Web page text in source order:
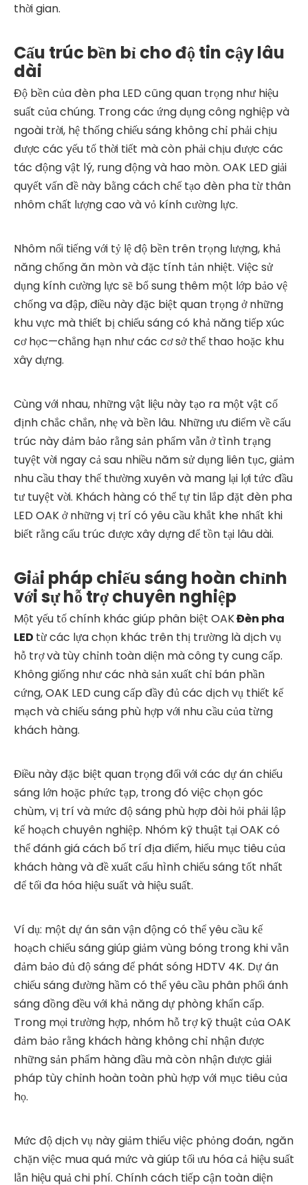
thời gian.
Cấu trúc bền bỉ cho độ tin cậy lâu
dài
Độ bền của đèn pha LED cũng quan trọng như hiệu
suất của chúng. Trong các ứng dụng công nghiệp và
ngoài trời, hệ thống chiếu sáng không chỉ phải chịu
được các yếu tố thời tiết mà còn phải chịu được các
tác động vật lý, rung động và hao mòn. OAK LED giải
quyết vấn đề này bằng cách chế tạo đèn pha từ thân
nhôm chất lượng cao và vỏ kính cường lực.
Nhôm nổi tiếng với tỷ lệ độ bền trên trọng lượng, khả
năng chống ăn mòn và đặc tính tản nhiệt. Việc sử
dụng kính cường lực sẽ bổ sung thêm một lớp bảo vệ
chống va đập, điều này đặc biệt quan trọng ở những
khu vực mà thiết bị chiếu sáng có khả năng tiếp xúc
cơ học—chẳng hạn như các cơ sở thể thao hoặc khu
xây dựng.
Cùng với nhau, những vật liệu này tạo ra một vật cố
định chắc chắn, nhẹ và bền lâu. Những ưu điểm về cấu
trúc này đảm bảo rằng sản phẩm vẫn ở tình trạng
tuyệt vời ngay cả sau nhiều năm sử dụng liên tục, giảm
nhu cầu thay thế thường xuyên và mang lại lợi tức đầu
tư tuyệt vời. Khách hàng có thể tự tin lắp đặt đèn pha
LED OAK ở những vị trí có yêu cầu khắt khe nhất khi
biết rằng cấu trúc được xây dựng để tồn tại lâu dài.
Giải pháp chiếu sáng hoàn chỉnh
với sự hỗ trợ chuyên nghiệp
Một yếu tố chính khác giúp phân biệt OAKĐèn pha
LED từ các lựa chọn khác trên thị trường là dịch vụ
hỗ trợ và tùy chỉnh toàn diện mà công ty cung cấp.
Không giống như các nhà sản xuất chỉ bán phần
cứng, OAK LED cung cấp đầy đủ các dịch vụ thiết kế
mạch và chiếu sáng phù hợp với nhu cầu của từng
khách hàng.
Điều này đặc biệt quan trọng đối với các dự án chiếu
sáng lớn hoặc phức tạp, trong đó việc chọn góc
chùm, vị trí và mức độ sáng phù hợp đòi hỏi phải lập
kế hoạch chuyên nghiệp. Nhóm kỹ thuật tại OAK có
thể đánh giá cách bố trí địa điểm, hiểu mục tiêu của
khách hàng và đề xuất cấu hình chiếu sáng tốt nhất
để tối đa hóa hiệu suất và hiệu suất.
Ví dụ: một dự án sân vận động có thể yêu cầu kế
hoạch chiếu sáng giúp giảm vùng bóng trong khi vẫn
đảm bảo đủ độ sáng để phát sóng HDTV 4K. Dự án
chiếu sáng đường hầm có thể yêu cầu phân phối ánh
sáng đồng đều với khả năng dự phòng khẩn cấp.
Trong mọi trường hợp, nhóm hỗ trợ kỹ thuật của OAK
đảm bảo rằng khách hàng không chỉ nhận được
những sản phẩm hàng đầu mà còn nhận được giải
pháp tùy chỉnh hoàn toàn phù hợp với mục tiêu của
họ.
Mức độ dịch vụ này giảm thiểu việc phỏng đoán, ngăn
chặn việc mua quá mức và giúp tối ưu hóa cả hiệu suất
lẫn hiệu quả chi phí. Chính cách tiếp cận toàn diện